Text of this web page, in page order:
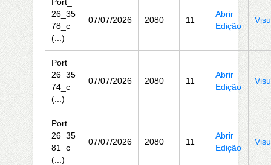
26_35
78_c
(...)
07/07/2026 2080 11
Abrir
Edição
Port_
26_35
74_c
(...)
07/07/2026 2080 11
Abrir
Edição
Port_
26_35
81_c
(...)
07/07/2026 2080 11
Abrir
Edição